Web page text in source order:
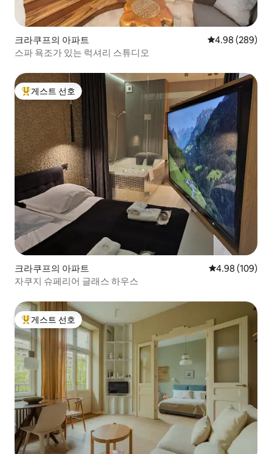
크라쿠프의 아파트 평점 4.98점(5
4.98 (289)
스파 욕조가 있는 럭셔리 스튜디오
상위 게스트 선호
게스트 선호
크라쿠프의 아파트 평점 4.98점(5
4.98 (109)
자쿠지 슈페리어 글래스 하우스
상위 게스트 선호
게스트 선호